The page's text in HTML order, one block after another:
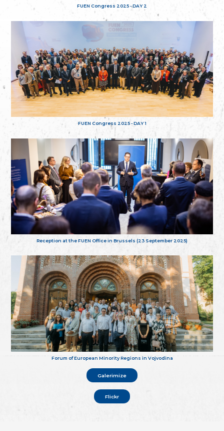
FUEN Congress 2025 - DAY 2
FUEN Congress 2025 - DAY 1
Reception at the FUEN Office in Brussels (23 September 2025)
Forum of European Minority Regions in Vojvodina
Galerimize
Flickr